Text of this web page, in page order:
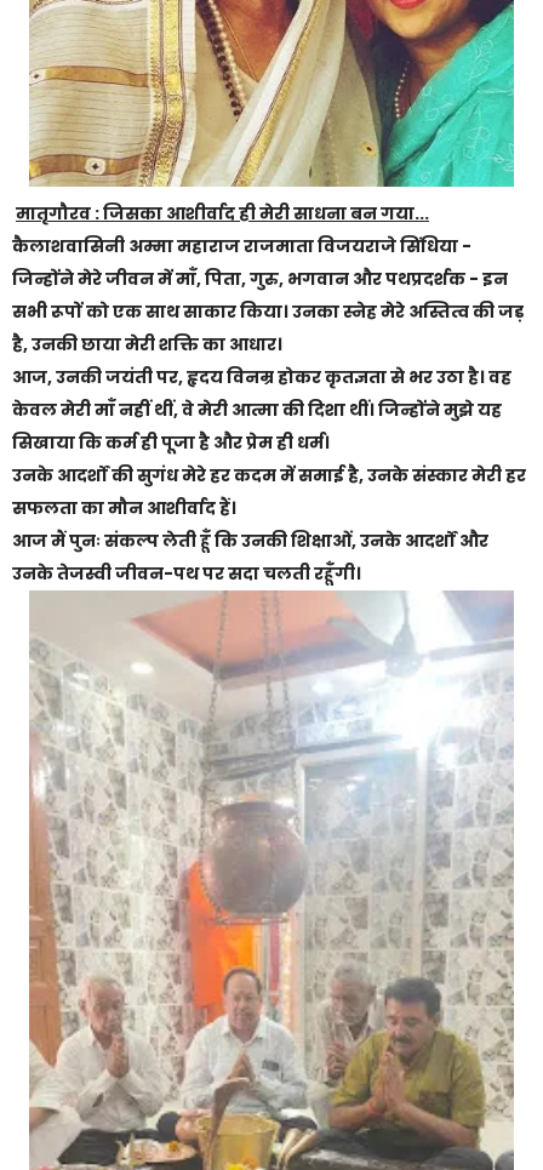
मातृगौरव : जिसका आशीर्वाद ही मेरी साधना बन गया...
कैलाशवासिनी अम्मा महाराज राजमाता विजयराजे सिंधिया -
जिन्होंने मेरे जीवन में माँ, पिता, गुरु, भगवान और पथप्रदर्शक - इन
सभी रूपों को एक साथ साकार किया। उनका स्नेह मेरे अस्तित्व की जड़
है, उनकी छाया मेरी शक्ति का आधार।
आज, उनकी जयंती पर, हृदय विनम्र होकर कृतज्ञता से भर उठा है। वह
केवल मेरी माँ नहीं थीं, वे मेरी आत्मा की दिशा थीं। जिन्होंने मुझे यह
सिखाया कि कर्म ही पूजा है और प्रेम ही धर्म।
उनके आदर्शों की सुगंध मेरे हर कदम में समाई है, उनके संस्कार मेरी हर
सफलता का मौन आशीर्वाद हैं।
आज मैं पुनः संकल्प लेती हूँ कि उनकी शिक्षाओं, उनके आदर्शों और
उनके तेजस्वी जीवन-पथ पर सदा चलती रहूँगी।